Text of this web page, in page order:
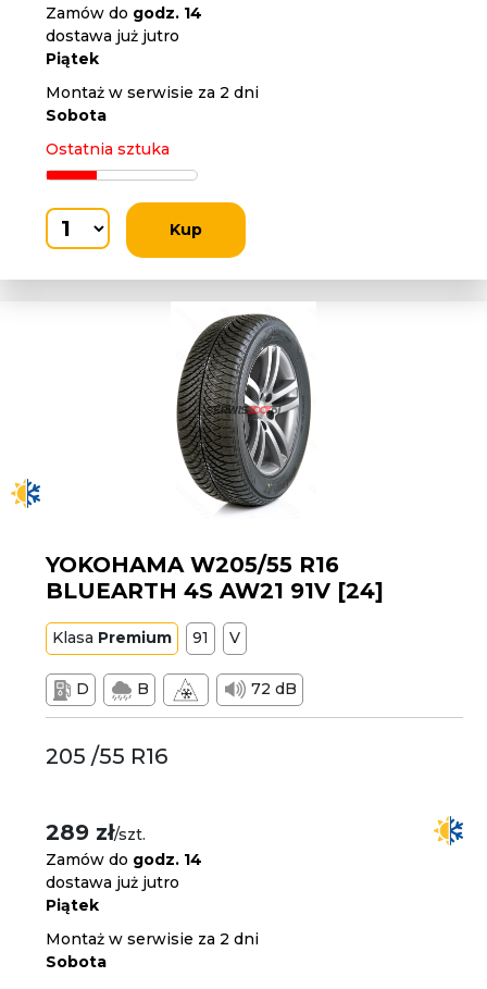
Zamów do godz. 14
dostawa już jutro
Piątek
Montaż w serwisie za 2 dni
Sobota
Ostatnia sztuka
Kup
YOKOHAMA W205/55 R16
BLUEARTH 4S AW21 91V [24]
Klasa Premium 91 V
D B 72 dB
205 /55 R16
289 zł/szt.
Zamów do godz. 14
dostawa już jutro
Piątek
Montaż w serwisie za 2 dni
Sobota